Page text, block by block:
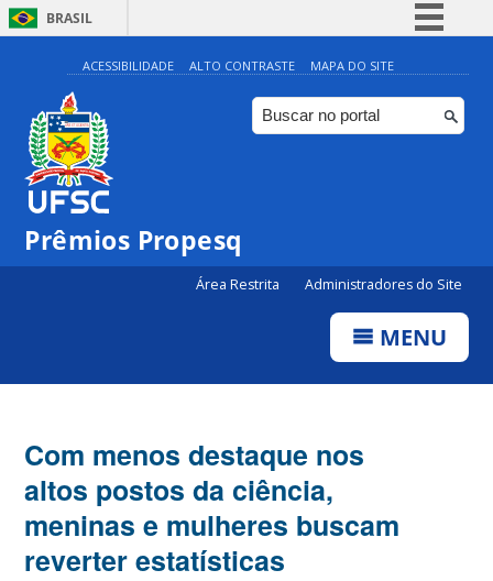
BRASIL
Simplifique!
Comunica BR
Participe
ACESSIBILIDADE ALTO CONTRASTE MAPA DO SITE
Prêmios Propesq
Área Restrita Administradores do Site
MENU
Com menos destaque nos
altos postos da ciência,
meninas e mulheres buscam
reverter estatísticas